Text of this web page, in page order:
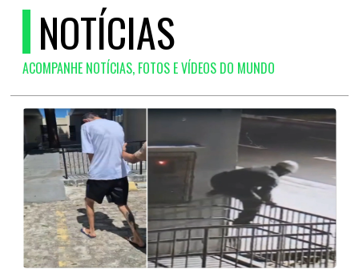
NOTÍCIAS
ACOMPANHE NOTÍCIAS, FOTOS E VÍDEOS DO MUNDO